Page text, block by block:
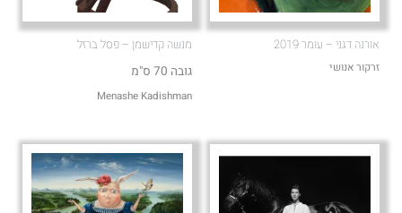
אורנה דגני – עומר 2019
זרקור אנושי
מנשה קדישמן – פסל ברזל
גובה 70 ס"מ
Menashe Kadishman